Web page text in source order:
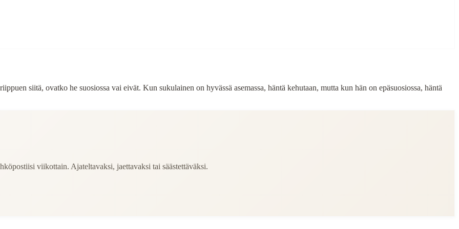
siitä, ovatko he suosiossa vai eivät. Kun sukulainen on hyvässä asemassa, häntä kehutaan, mutta kun hän on epäsuosiossa, häntä
viikottain. Ajateltavaksi, jaettavaksi tai säästettäväksi.